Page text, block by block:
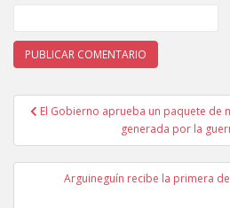
Navegación de
El Gobierno aprueba un paquete de
generada por la
Arguineguín recibe la primera